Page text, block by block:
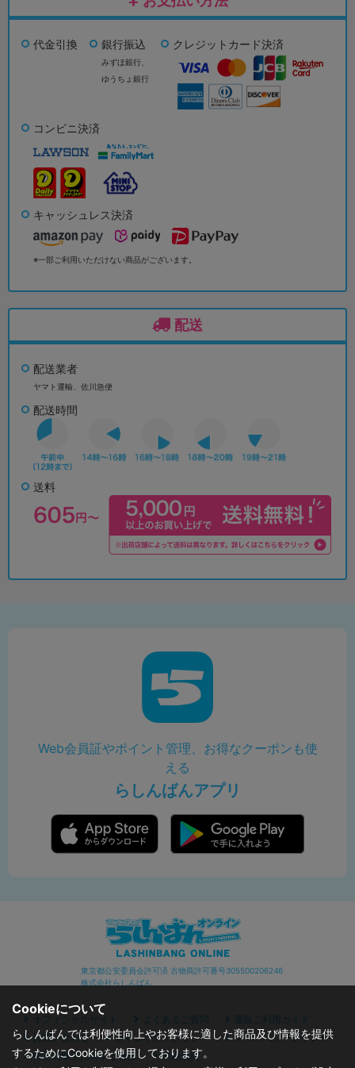
代金引換 銀行振込
みずほ銀行、
ゆうちょ銀行
クレジットカード決済
コンビニ決済
キャッシュレス決済
※一部ご利用いただけない商品がございます。
配送
配送業者
ヤマト運輸、佐川急便
配送時間
送料
Web会員証やポイント管理、お得なクーポンも使
える
らしんばんアプリ
東京都公安委員会許可済 古物商許可番号305500206246
株式会社らしんばん
オフィシャルサイト よくあるご質問
通販ご利用ガイド
お問い合わせ
セキュリティポリシー
プライバシーポリシー
特定商取引に関する表記
利用規約
Cookieについて
らしんばんでは利便性向上やお客様に適した商品及び情報を提供
するためにCookieを使用しております。